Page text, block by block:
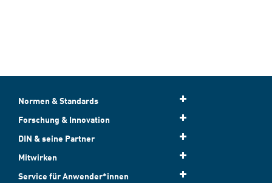
Normen & Standards
Forschung & Innovation
DIN & seine Partner
Mitwirken
Service für Anwender*innen